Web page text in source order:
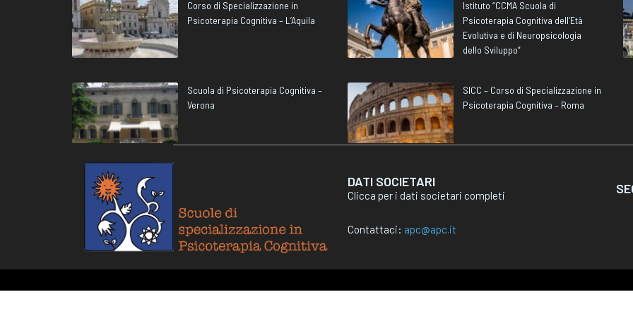
Corso di Specializzazione in
Psicoterapia Cognitiva – L’Aquila
Istituto “CCMA Scuola di
Psicoterapia Cognitiva dell’Età
Evolutiva e di Neuropsicologia
dello Sviluppo”
Scuola di Psicoterapia Cognitiva –
Verona
SICC – Corso di Specializzazione in
Psicoterapia Cognitiva – Roma
DATI SOCIETARI
Clicca per i dati societari completi
Contattaci: apc@apc.it